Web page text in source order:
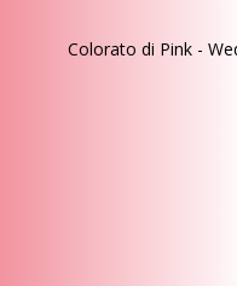
Colorato di Pink -